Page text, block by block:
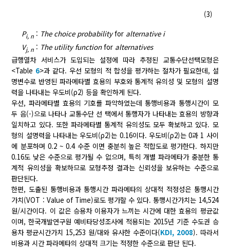
(3)
Pi, n : The choice probabilityfor alternative i
Vj, n : The utility functionfor alternatives
급행열차 서비스가 도입되는 설정에 따라 추정된 교통수단선택모형은
<Table 6>과 같다. 우선 모형의 적 합성을 평가하는 절차가 필요한데, 설
명변수로 반영된 파라메타별 효용의 부호와 통계적 유의성 및 모형의 설명
력을 나타내는 우도비(ρ2) 등을 확인하게 된다.
우선, 파라메타별 효용의 기호를 파악하였는데 통행비용과 통행시간이 모
두 음(-)으로 나타나 교통수단 선 택에서 통행자가 나타내는 효용의 방향과
일치하고 있다. 또한 파라메타별 통계적 유의성도 모두 확보하고 있다. 모
형의 설명력을 나타내는 우도비(ρ2)는 0.16이다. 우도비(ρ2)는 0과 1 사이
에 분포하며 0.2 ~ 0.4 수준 이면 충분히 높은 적합도로 평가한다. 하지만
0.16도 낮은 수준으로 평가될 수 없으며, 특히 개별 파라메타가 충분한 통
계적 유의성을 확보하므로 모형추정 결과는 신뢰성을 보유하는 수준으로
판단된다.
한편, 도출된 통행비용과 통행시간 파라메타의 상대적 적정성은 통행시간
가치(VOT : Value of Time)로도 평가할 수 있다. 통행시간가치는 14,524
원/시간이다. 이 값은 승용차 이용자가 느끼는 시간에 대한 효용의 평균값
이며, 한국개발연구원 예비타당성조사에 적용되는 2015년 기준 수도권 승
용차 평균시간가치 15,253 원/대와 유사한 수준이다(KDI, 2008). 따라서
비용과 시간 파라메타의 상대적 크기는 적정한 수준으로 판단 된다.